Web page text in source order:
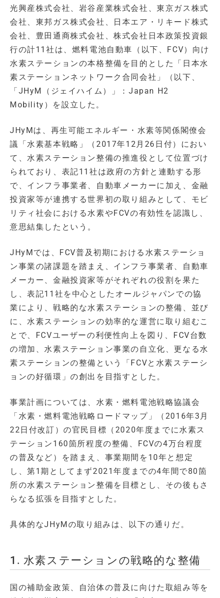
光興産株式会社、岩谷産業株式会社、東京ガス株式
会社、東邦ガス株式会社、日本エア・リキード株式
会社、豊田通商株式会社、株式会社日本政策投資銀
行の計11社は、燃料電池自動車（以下、FCV）向け
水素ステーションの本格整備を目的とした「日本水
素ステーションネットワーク合同会社」（以下、
「JHyM（ジェイハイム）」：Japan H2
Mobility）を設立した。
JHyMは、再生可能エネルギー・水素等関係閣僚会
議「水素基本戦略」（2017年12月26日付）におい
て、水素ステーション整備の推進役として位置づけ
られており、表記11社は政府の方針と連動する形
で、インフラ事業者、自動車メーカーに加え、金融
投資家等が連携する世界初の取り組みとして、モビ
リティ社会における水素やFCVの有効性を認識し、
意思結集したという。
JHyMでは、FCV普及初期における水素ステーショ
ン事業の諸課題を踏まえ、インフラ事業者、自動車
メーカー、金融投資家等がそれぞれの役割を果た
し、表記11社を中心としたオールジャパンでの協
業により、戦略的な水素ステーションの整備、並び
に、水素ステーションの効率的な運営に取り組むこ
とで、FCVユーザーの利便性向上を図り、FCV台数
の増加、水素ステーション事業の自立化、更なる水
素ステーションの整備という「FCVと水素ステーシ
ョンの好循環」の創出を目指すとした。
事業計画については、水素・燃料電池戦略協議会
「水素・燃料電池戦略ロードマップ」（2016年3月
22日付改訂）の官民目標（2020年度までに水素ス
テーション160箇所程度の整備、FCVの4万台程度
の普及など）を踏まえ、事業期間を10年と想定
し、第1期としてまず2021年度までの4年間で80箇
所の水素ステーション整備を目標とし、その後もさ
らなる拡張を目指すとした。
具体的なJHyMの取り組みは、以下の通りだ。
1. 水素ステーションの戦略的な整備
国の補助金政策、自治体の普及に向けた取組み等を